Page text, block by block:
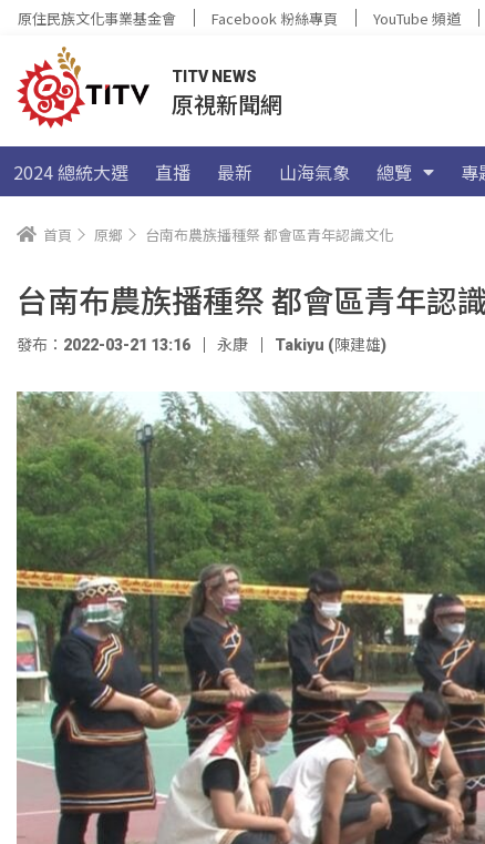
原住民族文化事業基金會 Facebook 粉絲專頁 YouTube 頻道
TITV NEWS
原視新聞網
2024 總統大選 直播 最新 山海氣象 總覽 專
首頁 原鄉 台南布農族播種祭 都會區青年認識文化
台南布農族播種祭 都會區青年認
發布：2022-03-21 13:16 永康 Takiyu (陳建雄)